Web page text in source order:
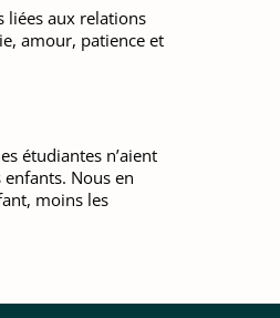
liées aux relations
amour, patience et
étudiantes n’aient
Nous en
moins les